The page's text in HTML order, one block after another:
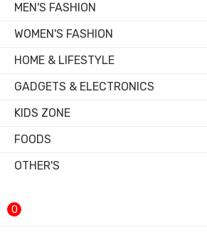
MEN'S FASHION
WOMEN'S FASHION
HOME & LIFESTYLE
GADGETS & ELECTRONICS
KIDS ZONE
FOODS
OTHER'S
0